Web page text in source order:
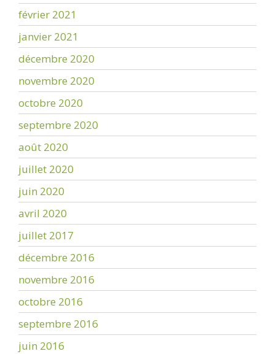
février 2021
janvier 2021
décembre 2020
novembre 2020
octobre 2020
septembre 2020
août 2020
juillet 2020
juin 2020
avril 2020
juillet 2017
décembre 2016
novembre 2016
octobre 2016
septembre 2016
juin 2016